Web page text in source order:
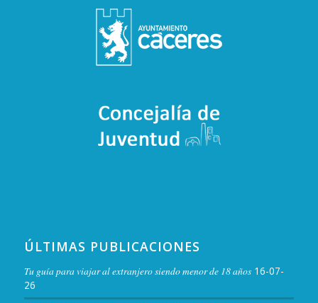
ÚLTIMAS PUBLICACIONES
Tu guía para viajar al extranjero siendo menor de 18 años 16-07-
26